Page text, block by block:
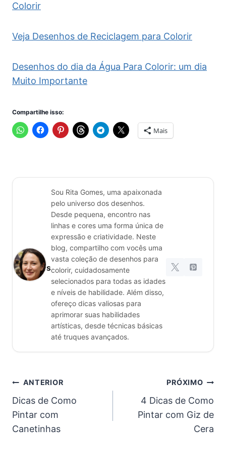
Colorir
Veja Desenhos de Reciclagem para Colorir
Desenhos do dia da Água Para Colorir: um dia
Muito Importante
Compartilhe isso:
Mais
Rita
Gomes
Sou Rita Gomes, uma apaixonada
pelo universo dos desenhos.
Desde pequena, encontro nas
linhas e cores uma forma única de
expressão e criatividade. Neste
blog, compartilho com vocês uma
vasta coleção de desenhos para
colorir, cuidadosamente
selecionados para todas as idades
e níveis de habilidade. Além disso,
ofereço dicas valiosas para
aprimorar suas habilidades
artísticas, desde técnicas básicas
até truques avançados.
Navegação
de
Post
ANTERIOR
Dicas de Como
Pintar com
Canetinhas
PRÓXIMO
4 Dicas de Como
Pintar com Giz de
Cera